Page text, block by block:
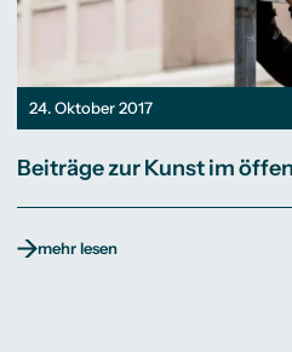
24. Oktober 2017
Beiträge zur Kunst im
mehr lesen